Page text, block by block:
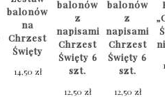
balonów
na
Chrzest
Święty
14,50 zł
balonów
z
napisami
Chrzest
Święty 6
szt.
12,50zł
balonów
z
napisami
Chrzest
Święty 6
szt.
12,50 zł